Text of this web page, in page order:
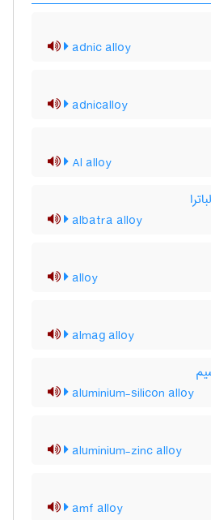
adnic alloy
adnicalloy
Al alloy
albatra alloy
alloy
almag alloy
aluminium-silicon alloy
aluminium-zinc alloy
amf alloy